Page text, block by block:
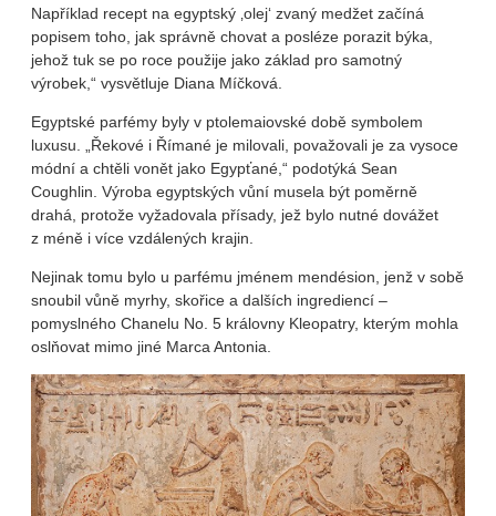
Například recept na egyptský ‚olej‘ zvaný medžet začíná
popisem toho, jak správně chovat a posléze porazit býka,
jehož tuk se po roce použije jako základ pro samotný
výrobek,“ vysvětluje Diana Míčková.
Egyptské parfémy byly v ptolemaiovské době symbolem
luxusu. „Řekové i Římané je milovali, považovali je za vysoce
módní a chtěli vonět jako Egypťané,“ podotýká Sean
Coughlin. Výroba egyptských vůní musela být poměrně
drahá, protože vyžadovala přísady, jež bylo nutné dovážet
z méně i více vzdálených krajin.
Nejinak tomu bylo u parfému jménem mendésion, jenž v sobě
snoubil vůně myrhy, skořice a dalších ingrediencí –
pomyslného Chanelu No. 5 královny Kleopatry, kterým mohla
oslňovat mimo jiné Marca Antonia.